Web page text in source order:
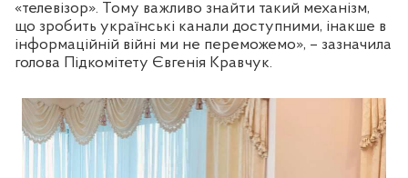
«телевізор». Тому важливо знайти такий механізм,
що зробить українські канали доступними, інакше в
інформаційній війні ми не переможемо», – зазначила
голова Підкомітету Євгенія Кравчук.